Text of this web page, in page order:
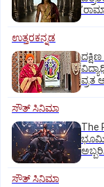
ಉತ್ತರಕನ್ನಡ
ವ್ರತ
ಸೌತ್‌ ಸಿನಿಮಾ
The
ಸೌತ್‌ ಸಿನಿಮಾ